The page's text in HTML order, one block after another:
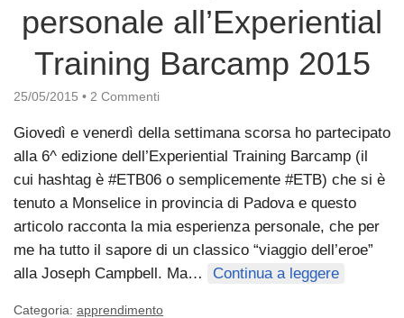
personale all’Experiential
Training Barcamp 2015
25/05/2015 • 2 Commenti
Giovedì e venerdì della settimana scorsa ho partecipato
alla 6^ edizione dell’Experiential Training Barcamp (il
cui hashtag è #ETB06 o semplicemente #ETB) che si è
tenuto a Monselice in provincia di Padova e questo
articolo racconta la mia esperienza personale, che per
me ha tutto il sapore di un classico “viaggio dell’eroe”
alla Joseph Campbell. Ma…
Continua a leggere
Categoria: apprendimento